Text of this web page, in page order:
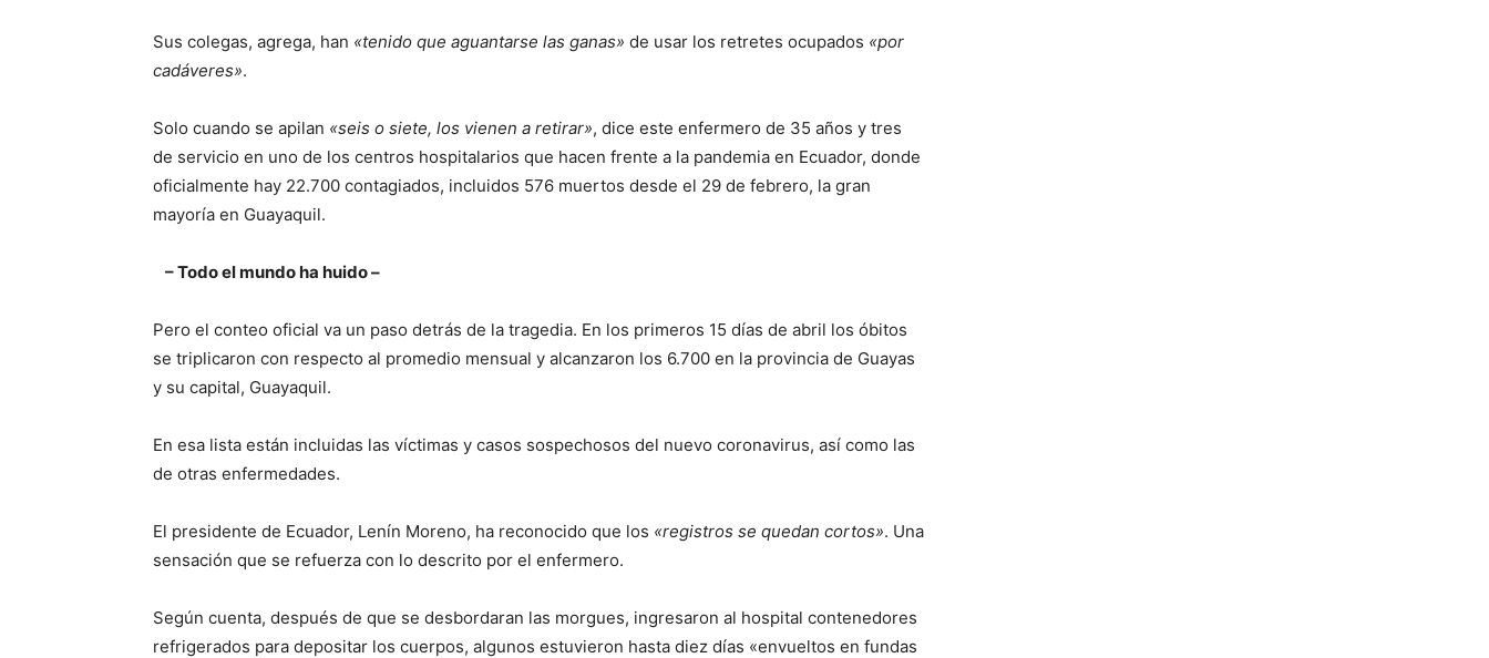
Sus colegas, agrega, han «tenido que aguantarse las ganas» de usar los retretes ocupados «por
cadáveres».
Solo cuando se apilan «seis o siete, los vienen a retirar», dice este enfermero de 35 años y tres
de servicio en uno de los centros hospitalarios que hacen frente a la pandemia en Ecuador, donde
oficialmente hay 22.700 contagiados, incluidos 576 muertos desde el 29 de febrero, la gran
mayoría en Guayaquil.
– Todo el mundo ha huido –
Pero el conteo oficial va un paso detrás de la tragedia. En los primeros 15 días de abril los óbitos
se triplicaron con respecto al promedio mensual y alcanzaron los 6.700 en la provincia de Guayas
y su capital, Guayaquil.
En esa lista están incluidas las víctimas y casos sospechosos del nuevo coronavirus, así como las
de otras enfermedades.
El presidente de Ecuador, Lenín Moreno, ha reconocido que los «registros se quedan cortos». Una
sensación que se refuerza con lo descrito por el enfermero.
Según cuenta, después de que se desbordaran las morgues, ingresaron al hospital contenedores
refrigerados para depositar los cuerpos, algunos estuvieron hasta diez días «envueltos en fundas